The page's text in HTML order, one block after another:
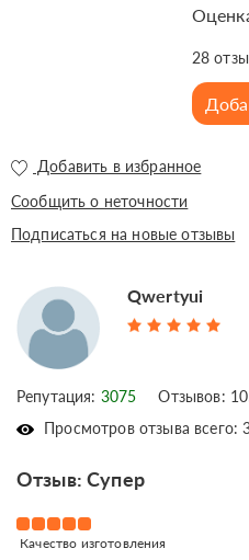
28
Добавить в избранное
Сообщить о неточности
Подписаться на новые отзывы
Qwertyui
Репутация: 3075
Отзывов:
Просмотров отзыва всего:
Отзыв: Супер
Качество изготовления